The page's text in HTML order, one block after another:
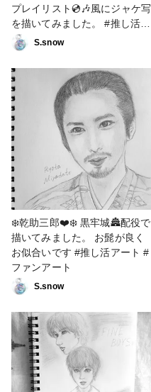
プレイリスト💿️🎶風にジャケ写
を描いてみました。 #推し活ア
ート #ファンアート
S.snow
❄️乾助三郎❤️❄️ 黒牢城🏯配役で
描いてみました。 お髭が良く
お似合いです #推し活アート #
ファンアート
S.snow